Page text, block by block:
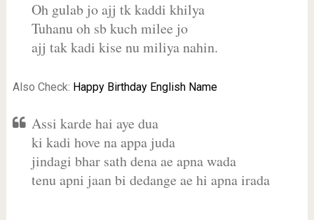
Oh gulab jo ajj tk kaddi khilya
Tuhanu oh sb kuch milee jo
ajj tak kadi kise nu miliya nahin.
Also Check: Happy Birthday English Name
Assi karde hai aye dua
ki kadi hove na appa juda
jindagi bhar sath dena ae apna wada
tenu apni jaan bi dedange ae hi apna irada